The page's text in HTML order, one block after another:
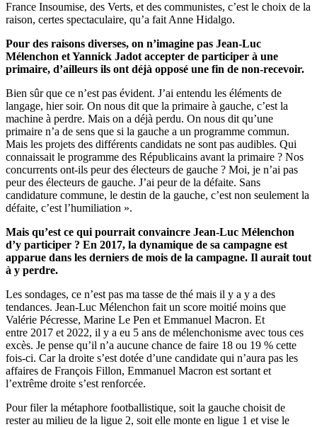
France Insoumise, des Verts, et des communistes, c’est le choix de la
raison, certes spectaculaire, qu’a fait Anne Hidalgo.
Pour des raisons diverses, on n’imagine pas Jean-Luc
Mélenchon et Yannick Jadot accepter de participer à une
primaire, d’ailleurs ils ont déjà opposé une fin de non-recevoir.
Bien sûr que ce n’est pas évident. J’ai entendu les éléments de
langage, hier soir. On nous dit que la primaire à gauche, c’est la
machine à perdre. Mais on a déjà perdu. On nous dit qu’une
primaire n’a de sens que si la gauche a un programme commun.
Mais les projets des différents candidats ne sont pas audibles. Qui
connaissait le programme des Républicains avant la primaire ? Nos
concurrents ont-ils peur des électeurs de gauche ? Moi, je n’ai pas
peur des électeurs de gauche. J’ai peur de la défaite. Sans
candidature commune, le destin de la gauche, c’est non seulement la
défaite, c’est l’humiliation ».
Mais qu’est ce qui pourrait convaincre Jean-Luc Mélenchon
d’y participer ? En 2017, la dynamique de sa campagne est
apparue dans les derniers de mois de la campagne. Il aurait tout
à y perdre.
Les sondages, ce n’est pas ma tasse de thé mais il y a y a des
tendances. Jean-Luc Mélenchon fait un score moitié moins que
Valérie Pécresse, Marine Le Pen et Emmanuel Macron. Et
entre 2017 et 2022, il y a eu 5 ans de mélenchonisme avec tous ces
excès. Je pense qu’il n’a aucune chance de faire 18 ou 19 % cette
fois-ci. Car la droite s’est dotée d’une candidate qui n’aura pas les
affaires de François Fillon, Emmanuel Macron est sortant et
l’extrême droite s’est renforcée.
Pour filer la métaphore footballistique, soit la gauche choisit de
rester au milieu de la ligue 2, soit elle monte en ligue 1 et vise le